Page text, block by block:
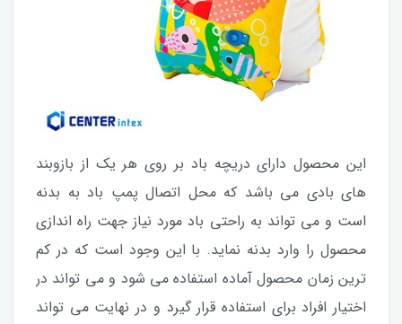
این محصول دارای دریچه باد بر روی هر یک از بازوبند
های بادی می باشد که محل اتصال پمپ باد به بدنه
است و می تواند به راحتی باد مورد نیاز جهت راه اندازی
محصول را وارد بدنه نماید. با این وجود است که در کم
ترین زمان محصول آماده استفاده می شود و می تواند در
اختیار افراد برای استفاده قرار گیرد و در نهایت می تواند